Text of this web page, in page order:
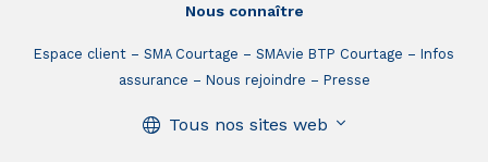
Nous connaître
Espace client SMA Courtage SMAvie BTP Courtage
Infos
assurance
Nous rejoindre Presse
Tous nos sites web